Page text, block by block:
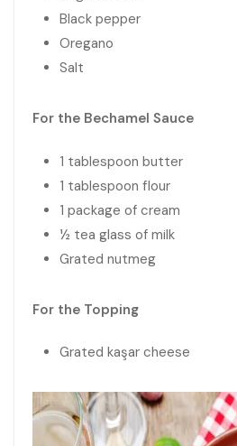
Black pepper
Oregano
Salt
For the Bechamel Sauce
1 tablespoon butter
1 tablespoon flour
1 package of cream
½ tea glass of milk
Grated nutmeg
For the Topping
Grated kaşar cheese